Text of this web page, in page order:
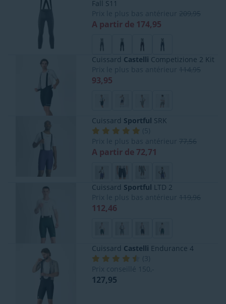
Fall S11
Prix le plus bas antérieur 209,95
A partir de 174,95
Cuissard Castelli Competizione 2 Kit
Prix le plus bas antérieur 114,95
93,95
Cuissard Sportful SRK
( 5
Prix le plus bas antérieur 77,56
A partir de 72,71
Cuissard Sportful LTD 2
Prix le plus bas antérieur 119,96
112,46
Cuissard Castelli Endurance 4
( 3
Prix conseillé
150,-
127,95